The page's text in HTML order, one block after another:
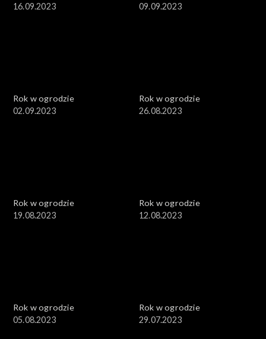
16.09.2023
09.09.2023
Rok w ogrodzie
02.09.2023
Rok w ogrodzie
26.08.2023
Rok w ogrodzie
19.08.2023
Rok w ogrodzie
12.08.2023
Rok w ogrodzie
05.08.2023
Rok w ogrodzie
29.07.2023